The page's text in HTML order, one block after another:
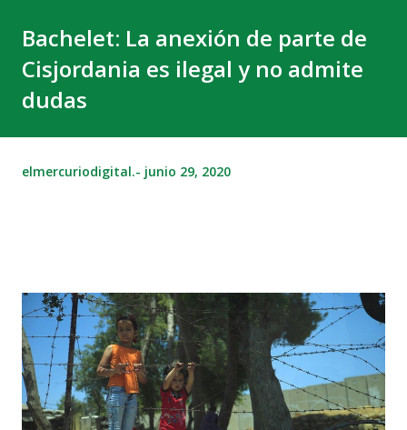
Bachelet: La anexión de parte de
Cisjordania es ilegal y no admite
dudas
elmercuriodigital.- junio 29, 2020